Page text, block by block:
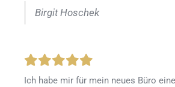
Birgit Hoschek
Ich habe mir für mein neues Büro